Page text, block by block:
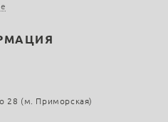
28 (м. Приморская)